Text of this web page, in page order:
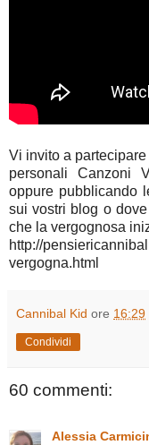
Vi invito a
personali Canzoni
oppure pubblicando
sui vostri blog o
che la vergognosa
http://
vergogna.html
Cannibal Kid ore 16:29
Condividi
60 commenti:
Alessia